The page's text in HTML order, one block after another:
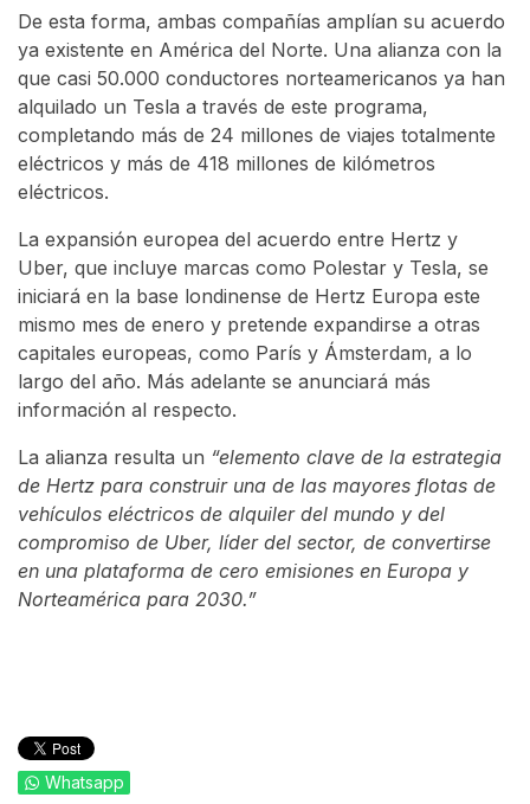
De esta forma, ambas compañías amplían su acuerdo
ya existente en América del Norte. Una alianza con la
que casi 50.000 conductores norteamericanos ya han
alquilado un Tesla a través de este programa,
completando más de 24 millones de viajes totalmente
eléctricos y más de 418 millones de kilómetros
eléctricos.
La expansión europea del acuerdo entre Hertz y
Uber, que incluye marcas como Polestar y Tesla, se
iniciará en la base londinense de Hertz Europa este
mismo mes de enero y pretende expandirse a otras
capitales europeas, como París y Ámsterdam, a lo
largo del año. Más adelante se anunciará más
información al respecto.
La alianza resulta un “elemento clave de la estrategia
de Hertz para construir una de las mayores flotas de
vehículos eléctricos de alquiler del mundo y del
compromiso de Uber, líder del sector, de convertirse
en una plataforma de cero emisiones en Europa y
Norteamérica para 2030.”
Whatsapp